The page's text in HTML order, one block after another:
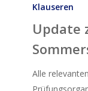
Klausuren
Klauseren
Update
Alle